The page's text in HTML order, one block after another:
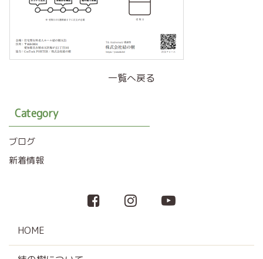
一覧へ戻る
Category
ブログ
新着情報
HOME